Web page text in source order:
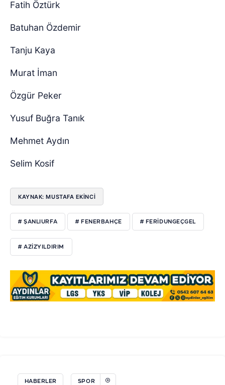
Fatih Öztürk
Batuhan Özdemir
Tanju Kaya
Murat İman
Özgür Peker
Yusuf Buğra Tanık
Mehmet Aydın
Selim Kosif
KAYNAK: MUSTAFA EKİNCİ
# ŞANLIURFA # FENERBAHÇE # FERIDUNGEÇGEL
# AZIZYILDIRIM
HABERLER SPOR